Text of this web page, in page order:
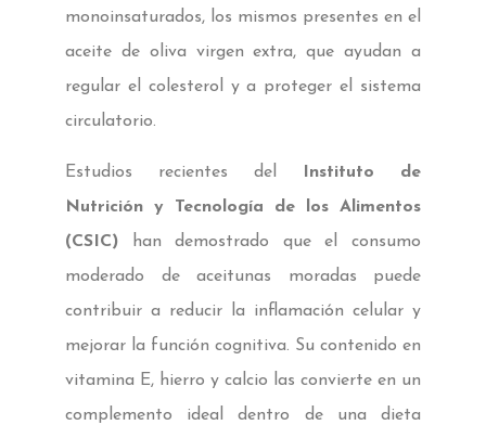
monoinsaturados, los mismos presentes en el
aceite de oliva virgen extra, que ayudan a
regular el colesterol y a proteger el sistema
circulatorio.
Estudios recientes del
Instituto de
Nutrición y Tecnología de los Alimentos
(CSIC) han demostrado que el consumo
moderado de aceitunas moradas puede
contribuir a reducir la inflamación celular y
mejorar la función cognitiva. Su contenido en
vitamina E, hierro y calcio las convierte en un
complemento ideal dentro de una dieta